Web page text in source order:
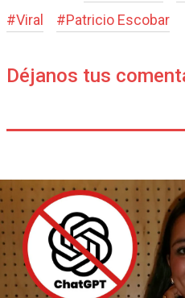
#Viral #Patricio Escobar
Déjanos tus